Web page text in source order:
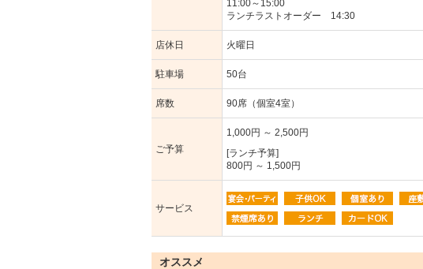
11:00～15:00
ランチラストオーダー 14:30
店休日 火曜日
駐車場 50台
席数 90席（個室4室）
ご予算
1,000円 ～ 2,500円
[ランチ予算]
800円 ～ 1,500円
サービス
オススメ